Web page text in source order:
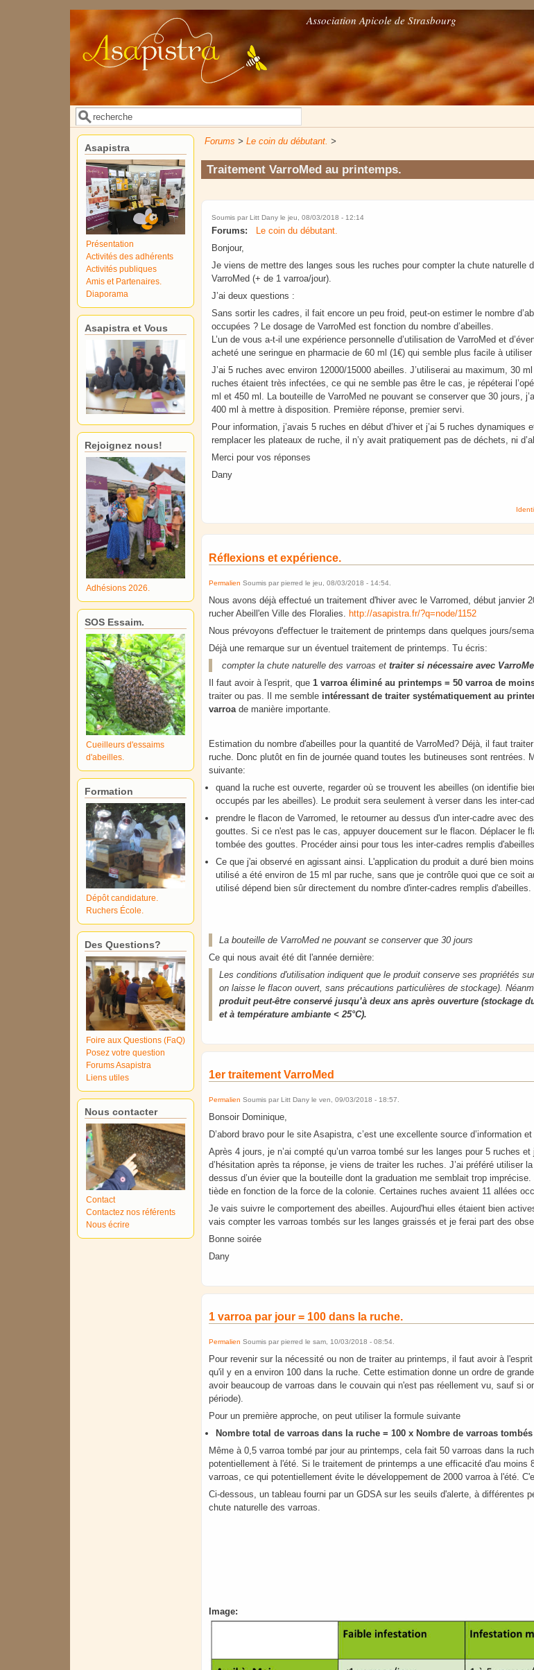
Association Apicole de Strasbourg
Formulaire de recherche
Rechercher
Forums >Le coin du débutant. >
Traitement VarroMed au printemps.
Soumis parLitt Dany le jeu, 08/03/2018 - 12:14
Forums:
Le coin du débutant.
Bonjour,
Je viens de mettre des langes sous les ruches pour compter la chute naturelle
VarroMed (+ de 1 varroa/jour).
J’ai deux questions :
Sans sortir les cadres, il fait encore un peu froid, peut-on estimer le nombre
occupées ? Le dosage de VarroMed est fonction du nombre d’abeilles.
L’un de vous a-t-il une expérience personnelle d’utilisation de VarroMed et
acheté une seringue en pharmacie de 60 ml (1€) qui semble plus facile à
J’ai 5 ruches avec environ 12000/15000 abeilles. J’utiliserai au maximum, 30
ruches étaient très infectées, ce qui ne semble pas être le cas, je répéterai
ml et 450 ml. La bouteille de VarroMed ne pouvant se conserver que 30 jours,
400 ml à mettre à disposition. Première réponse, premier servi.
Pour information, j’avais 5 ruches en début d’hiver et j’ai 5 ruches dynamiques
remplacer les plateaux de ruche, il n’y avait pratiquement pas de déchets, ni
Merci pour vos réponses
Dany
Réflexions et expérience.
Permalien Soumis parpierred lejeu, 08/03/2018 - 14:54
Nous avons déjà effectué un traitement d'hiver avec le Varromed, début janvier
rucher Abeill'en Ville des Floralies.http://asapistra.fr/?q=node/1152
Nous prévoyons d'effectuer le traitement de printemps dans quelques jours/
Déjà une remarque sur un éventuel traitement de printemps. Tu écris:
compter la chute naturelle des varroas ettraiter si nécessaire avec
Il faut avoir à l'esprit, que 1 varroa éliminé au printemps = 50 varroa de
traiter ou pas. Il me semble intéressant de traiter systématiquement au
varroa de manière importante.
Estimation du nombre d'abeilles pour la quantité de VarroMed? Déjà, il faut
ruche. Donc plutôt en fin de journée quand toutes les butineuses sont rentrées.
suivante:
quand la ruche est ouverte, regarder où se trouvent les abeilles (on identifie
occupés par les abeilles). Le produit sera seulement à verser dans les inter-
prendre le flacon de Varromed, le retourner au dessus d'un inter-cadre avec
gouttes. Si ce n'est pas le cas, appuyer doucement sur le flacon. Déplacer le
tombée des gouttes. Procéder ainsi pour tous les inter-cadres remplis d'abeilles
Ce que j'ai observé en agissant ainsi. L'application du produit a duré bien
utilisé a été environ de 15 ml par ruche, sans que je contrôle quoi que ce soit
utilisé dépend bien sûr directement du nombre d'inter-cadres remplis d'abeilles.
La bouteille de VarroMed ne pouvant se conserver que 30 jours
Ce qui nous avait été dit l'année dernière:
Les conditions d'utilisation indiquent que le produit conserve ses propriétés
on laisse le flacon ouvert, sans précautions particulières de stockage).
produit peut-être conservé jusqu’à deux ans après ouverture (stockage
et à température ambiante < 25°C).
1er traitement VarroMed
Permalien Soumis parLitt Dany leven, 09/03/2018 - 18:57
Bonsoir Dominique,
D’abord bravo pour le site Asapistra, c’est une excellente source d’information
Après 4 jours, je n’ai compté qu’un varroa tombé sur les langes pour 5 ruches
d’hésitation après ta réponse, je viens de traiter les ruches. J’ai préféré utiliser
dessus d’un évier que la bouteille dont la graduation me semblait trop
tiède en fonction de la force de la colonie. Certaines ruches avaient 11 allées
Je vais suivre le comportement des abeilles. Aujourd'hui elles étaient bien
vais compter les varroas tombés sur les langes graissés et je ferai part des
Bonne soirée
Dany
1 varroa par jour = 100 dans la ruche.
Permalien Soumis parpierred lesam, 10/03/2018 - 08:54
Pour revenir sur la nécessité ou non de traiter au printemps, il faut avoir à
qu'il y en a environ 100 dans la ruche. Cette estimation donne un ordre de
avoir beaucoup de varroas dans le couvain qui n'est pas réellement vu, sauf si
période).
Pour un première approche, on peut utiliser la formule suivante
Nombre total de varroas dans la ruche = 100 x Nombre de varroas
Même à 0,5 varroa tombé par jour au printemps, cela fait 50 varroas dans la
potentiellement à l'été. Si le traitement de printemps a une efficacité d'au moins
varroas, ce qui potentiellement évite le développement de 2000 varroa à l'été.
Ci-dessous, un tableau fourni par un GDSA sur les seuils d'alerte, à différentes
chute naturelle des varroas.
Image:
Asapistra
Présentation
Activités des adhérents
Activités publiques
Amis et Partenaires.
Diaporama
Asapistra et Vous
Rejoignez nous!
Adhésions 2026.
SOS Essaim.
Cueilleurs d'essaims
d'abeilles.
Formation
Dépôt candidature.
Ruchers École.
Des Questions?
Foire aux Questions (FaQ)
Posez votre question
Forums Asapistra
Liens utiles
Nous contacter
Contact
Contactez nos référents
Nous écrire